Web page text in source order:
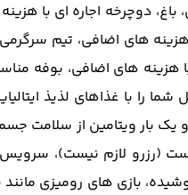
باغ، دوچرخه اجاره ای با
های اضافی، تیم
با هزینه های اضافی،
را با غذاهای لذیذ
لازم نیست)، سرویس
سرپوشیده، بازی های